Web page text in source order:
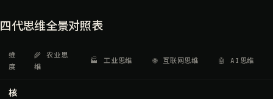
四代思维全景对照表
维
度
🌾 农业思
维
🏭 工业思维 🌐 互联网思维 🤖 AI思维
核